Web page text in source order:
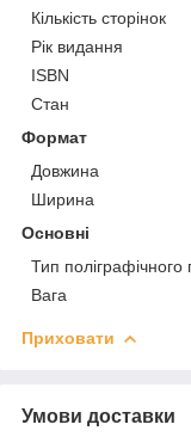
Кількість сторінок
Рік видання
ISBN
Стан
Формат
Довжина
Ширина
Основні
Тип поліграфічного
Вага
Приховати
Умови доставки